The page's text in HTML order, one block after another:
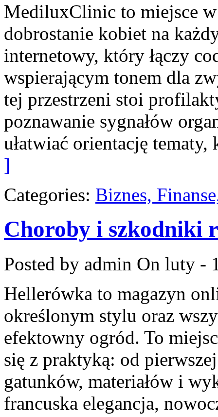
MediluxClinic to miejsce
dobrostanie kobiet na
internetowy, który łączy
wspierającym tonem dla
tej przestrzeni stoi
poznawanie sygnałów
ułatwiać orientację tematy,
]
Categories: Biznes,
Choroby i szkodniki
Posted by admin On luty -
Hellerówka to magazyn
określonym stylu oraz
efektowny ogród. To
się z praktyką: od
gatunków, materiałów i
francuska elegancja,